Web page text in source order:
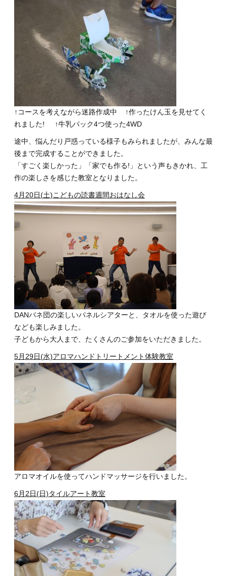
↑コースを考えながら迷路作成中 ↑作ったけん玉を見せてく
れました! ↑牛乳パック4つ使った4WD
途中、悩んだり戸惑っている様子もみられましたが、みんな最
後まで完成することができました。
「すごく楽しかった」「家でも作る!」という声もきかれ、工
作の楽しさを感じた教室となりました。
4月20日(土)こどもの読書週間おはなし会
DANパネ団の楽しいパネルシアターと、タオルを使った遊び
なども楽しみました。
子どもから大人まで、たくさんのご参加をいただきました。
5月29日(水)アロマハンドトリートメント体験教室
アロマオイルを使ってハンドマッサージを行いました。
6月2日(日)タイルアート教室